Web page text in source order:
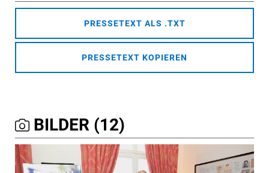
PRESSETEXT ALS .TXT
PRESSETEXT KOPIEREN
BILDER (12)